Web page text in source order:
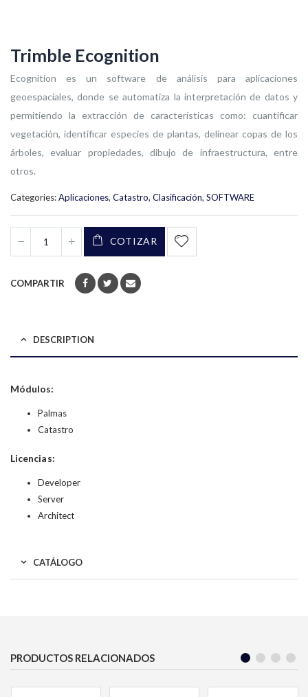
Trimble Ecognition
Ecognition es un software de análisis para aplicaciones
geoespaciales, donde se automatiza la interpretación de datos y
permitiendo la extracción de características como: cuantificar
vegetación, identificar especies de plantas, delinear copas de los
árboles, evaluar propiedades, dibujo de infraestructura, entre
otros.
Categories:Aplicaciones, Catastro, Clasificación, SOFTWARE
COTIZAR
COMPARTIR
DESCRIPTION
Módulos:
Palmas
Catastro
Licencias:
Developer
Server
Architect
CATÁLOGO
PRODUCTOS RELACIONADOS